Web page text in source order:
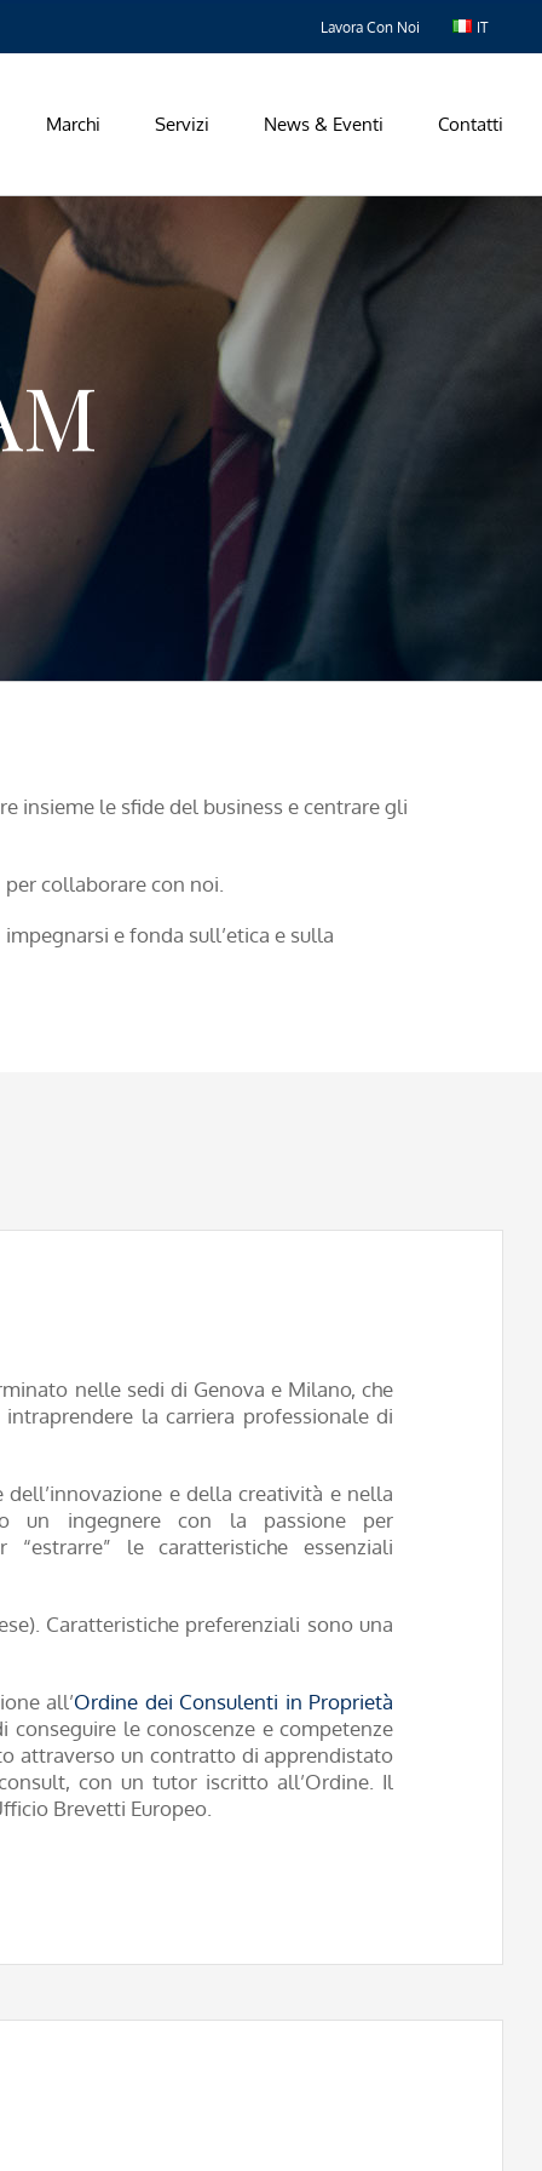
Lavora Con Noi IT
Marchi Servizi News & Eventi Contatti
insieme le sfide del business e centrare gli
collaborare con noi.
e fonda sull’etica e sulla
nelle sedi di Genova e Milano, che
la carriera professionale di
e della creatività e nella
un ingegnere con la passione per
le caratteristiche essenziali
Caratteristiche preferenziali sono una
all’Ordine dei Consulenti in Proprietà
le conoscenze e competenze
attraverso un contratto di apprendistato
con un tutor iscritto all’Ordine. Il
Brevetti Europeo.